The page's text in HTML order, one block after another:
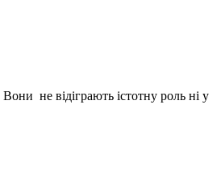
Вони не відіграють істотну роль ні у